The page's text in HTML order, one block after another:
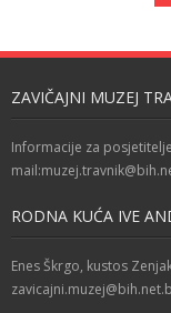
ZAVIČAJNI MUZEJ
Informacije za
RODNA KUĆA IVE
Enes Škrgo, kustos